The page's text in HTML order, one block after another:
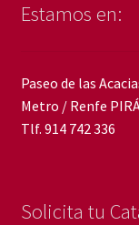
Estamos en:
Paseo de las
Metro / Renfe
Tlf. 914 742 336
Solicita tu